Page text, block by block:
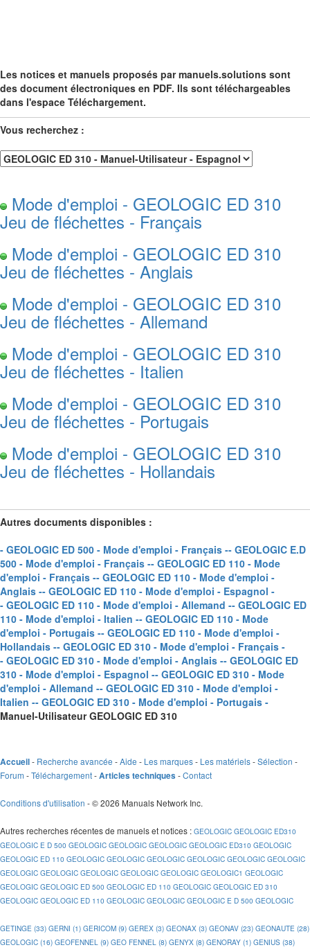
Les notices et manuels proposés par manuels.solutions sont
des document électroniques en PDF. Ils sont téléchargeables
dans l'espace Téléchargement.
Vous recherchez :
Mode d'emploi - GEOLOGIC ED 310
Jeu de fléchettes - Français
Mode d'emploi - GEOLOGIC ED 310
Jeu de fléchettes - Anglais
Mode d'emploi - GEOLOGIC ED 310
Jeu de fléchettes - Allemand
Mode d'emploi - GEOLOGIC ED 310
Jeu de fléchettes - Italien
Mode d'emploi - GEOLOGIC ED 310
Jeu de fléchettes - Portugais
Mode d'emploi - GEOLOGIC ED 310
Jeu de fléchettes - Hollandais
Autres documents disponibles :
- GEOLOGIC ED 500 - Mode d'emploi - Français -- GEOLOGIC E.D
500 - Mode d'emploi - Français -- GEOLOGIC ED 110 - Mode
d'emploi - Français -- GEOLOGIC ED 110 - Mode d'emploi -
Anglais -- GEOLOGIC ED 110 - Mode d'emploi - Espagnol -
- GEOLOGIC ED 110 - Mode d'emploi - Allemand -- GEOLOGIC ED
110 - Mode d'emploi - Italien -- GEOLOGIC ED 110 - Mode
d'emploi - Portugais -- GEOLOGIC ED 110 - Mode d'emploi -
Hollandais -- GEOLOGIC ED 310 - Mode d'emploi - Français -
- GEOLOGIC ED 310 - Mode d'emploi - Anglais -- GEOLOGIC ED
310 - Mode d'emploi - Espagnol -- GEOLOGIC ED 310 - Mode
d'emploi - Allemand -- GEOLOGIC ED 310 - Mode d'emploi -
Italien -- GEOLOGIC ED 310 - Mode d'emploi - Portugais -
Manuel-Utilisateur GEOLOGIC ED 310
Accueil- Recherche avancée -Aide - Les marques- Les matériels-Sélection -
Forum -Téléchargement-Articles techniques -Contact
Conditions d'utilisation - © 2026 Manuals Network Inc.
Autres recherches récentes de manuels et notices : GEOLOGIC GEOLOGIC ED310
GEOLOGIC E D 500 GEOLOGIC GEOLOGIC GEOLOGIC GEOLOGIC ED310 GEOLOGIC
GEOLOGIC ED 110 GEOLOGIC GEOLOGIC GEOLOGIC GEOLOGIC GEOLOGIC GEOLOGIC
GEOLOGIC GEOLOGIC GEOLOGIC GEOLOGIC GEOLOGIC GEOLOGIC1 GEOLOGIC
GEOLOGIC GEOLOGIC ED 500 GEOLOGIC ED 110 GEOLOGIC GEOLOGIC ED 310
GEOLOGIC GEOLOGIC ED 110 GEOLOGIC GEOLOGIC GEOLOGIC E D 500 GEOLOGIC
GETINGE (33) GERNI (1) GERICOM (9) GEREX (3) GEONAX (3) GEONAV (23) GEONAUTE (28)
GEOLOGIC (16) GEOFENNEL (9) GEO FENNEL (8) GENYX (8) GENORAY (1) GENIUS (38)